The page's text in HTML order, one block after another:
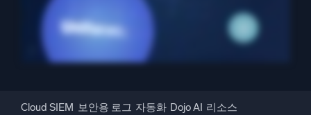
동적 가시성
모니터링 및 문제 해결
Cloud SIEM 보안용 로그 자동화 Dojo AI 리소스